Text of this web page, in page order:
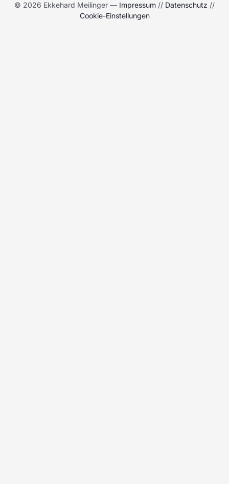
© 2026 Ekkehard Meilinger — Impressum // Datenschutz //
Cookie-Einstellungen